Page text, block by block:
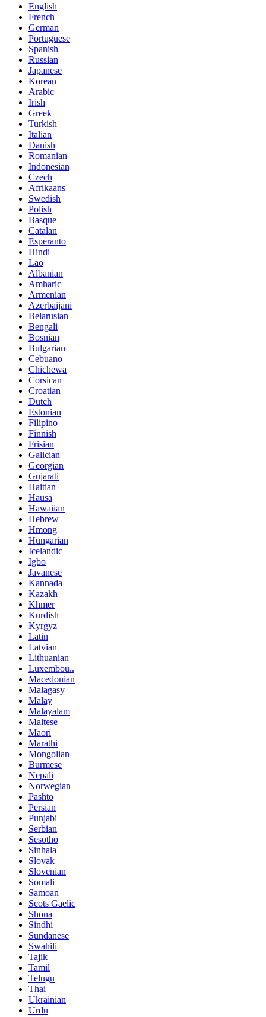
English
French
German
Portuguese
Spanish
Russian
Japanese
Korean
Arabic
Irish
Greek
Turkish
Italian
Danish
Romanian
Indonesian
Czech
Afrikaans
Swedish
Polish
Basque
Catalan
Esperanto
Hindi
Lao
Albanian
Amharic
Armenian
Azerbaijani
Belarusian
Bengali
Bosnian
Bulgarian
Cebuano
Chichewa
Corsican
Croatian
Dutch
Estonian
Filipino
Finnish
Frisian
Galician
Georgian
Gujarati
Haitian
Hausa
Hawaiian
Hebrew
Hmong
Hungarian
Icelandic
Igbo
Javanese
Kannada
Kazakh
Khmer
Kurdish
Kyrgyz
Latin
Latvian
Lithuanian
Luxembou..
Macedonian
Malagasy
Malay
Malayalam
Maltese
Maori
Marathi
Mongolian
Burmese
Nepali
Norwegian
Pashto
Persian
Punjabi
Serbian
Sesotho
Sinhala
Slovak
Slovenian
Somali
Samoan
Scots Gaelic
Shona
Sindhi
Sundanese
Swahili
Tajik
Tamil
Telugu
Thai
Ukrainian
Urdu